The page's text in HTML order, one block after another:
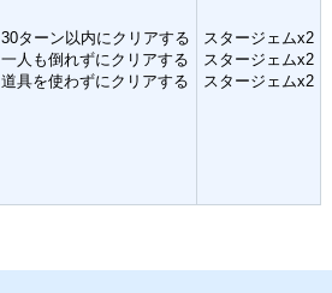
30ターン以内にクリアする
一人も倒れずにクリアする
道具を使わずにクリアする
スタージェムx2
スタージェムx2
スタージェムx2